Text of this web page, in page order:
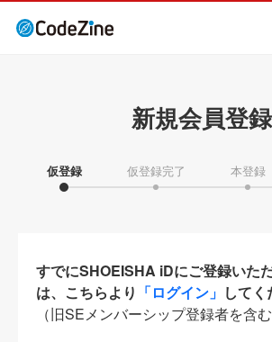
新規会員登録
仮登録 仮登録完了 本登録
すでにSHOEISHA iDにご登録いた
は、こちらより 「ログイン」 してく
（旧SEメンバーシップ登録者を含む